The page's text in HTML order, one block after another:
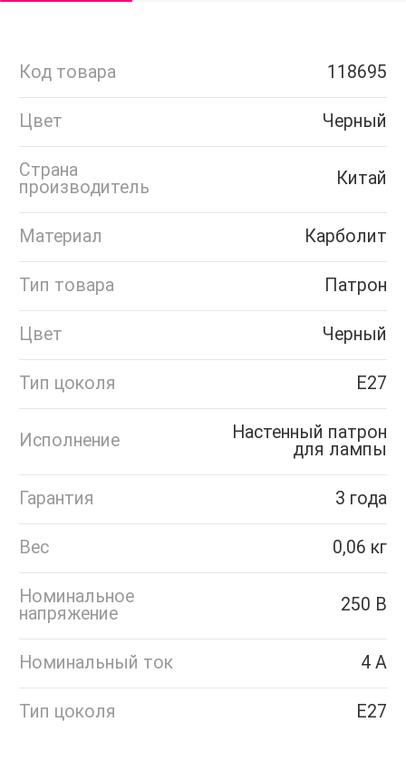
Код товара 118695
Цвет Черный
Страна
производитель
Китай
Материал Карболит
Тип товара Патрон
Цвет Черный
Тип цоколя Е27
Исполнение
Настенный патрон
для лампы
Гарантия 3 года
Вес 0,06 кг
Номинальное
напряжение
250 В
Номинальный ток 4 А
Тип цоколя Е27